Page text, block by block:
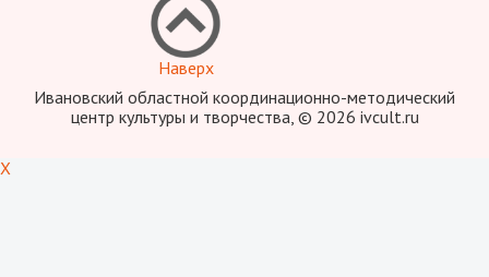
Наверх
Ивановский областной координационно-методический
центр культуры и творчества, © 2026 ivcult.ru
X